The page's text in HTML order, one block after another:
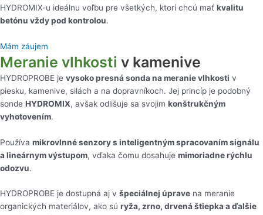
HYDROMIX-u ideálnu voľbu pre všetkých, ktorí chcú mať kvalitu
betónu vždy pod kontrolou.
Mám záujem
Meranie vlhkosti v kamenive
HYDROPROBE je vysoko presná sonda na meranie vlhkosti v
piesku, kamenive, silách a na dopravníkoch. Jej princíp je podobný
sonde HYDROMIX, avšak odlišuje sa svojim konštrukčným
vyhotovením.
Používa mikrovlnné senzory s inteligentným spracovaním signálu
a lineárnym výstupom, vďaka čomu dosahuje mimoriadne rýchlu
odozvu.
HYDROPROBE je dostupná aj v špeciálnej úprave na meranie
organických materiálov, ako sú ryža, zrno, drvená štiepka a ďalšie